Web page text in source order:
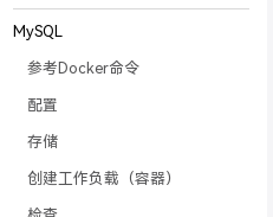
MySQL
参考Docker命令
配置
存储
创建工作负载（容器）